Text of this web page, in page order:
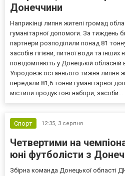
Донеччини
Наприкінці липня жителі громад
гуманітарної допомоги. За тиждень
партнери розподілили понад 81
засобів гігієни, питної води та
повідомляють у Донецькій обласній
Упродовж останнього тижня липня
передали 81,6 тонни гуманітарної
містили продуктові набори, засоби...
Спорт 12:35, 3 серпня
Четвертими на
юні футболісти з
Збірна команда Донецької області